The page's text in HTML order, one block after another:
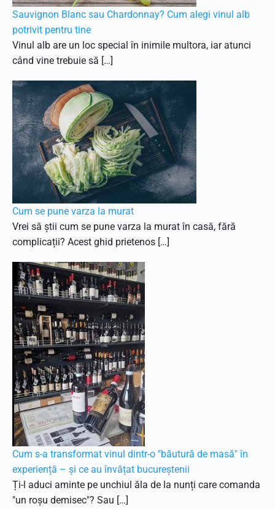
Sauvignon Blanc sau Chardonnay? Cum alegi vinul alb
potrivit pentru tine
Vinul alb are un loc special în inimile multora, iar atunci
când vine trebuie să […]
Cum se pune varza la murat
Vrei să știi cum se pune varza la murat în casă, fără
complicații? Acest ghid prietenos […]
Cum s-a transformat vinul dintr-o "băutură de masă" în
experiență – și ce au învățat bucureștenii
Ți-l aduci aminte pe unchiul ăla de la nunți care comanda
"un roșu demisec"? Sau […]